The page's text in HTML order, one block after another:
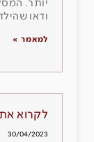
יותר.
ודאו
למאמר »
לקרוא את
30/04/2023